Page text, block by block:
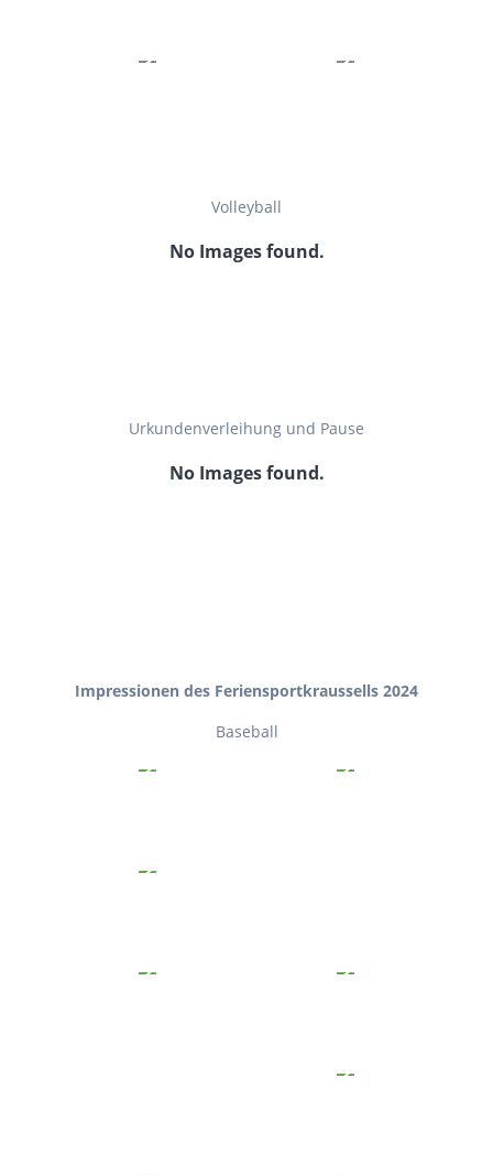
Volleyball
No Images found.
Urkundenverleihung und Pause
No Images found.
Impressionen des Feriensportkraussells 2024
Baseball